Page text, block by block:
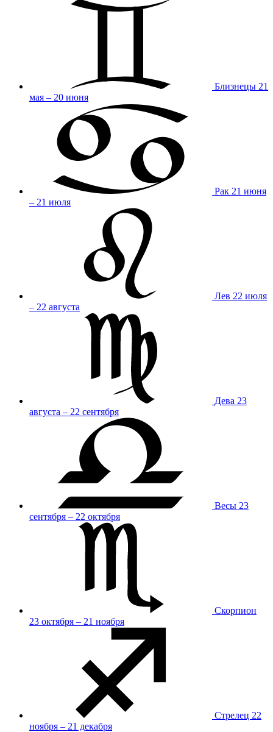
Близнецы 21
мая – 20 июня
Рак 21 июня
– 21 июля
Лев 22 июля
– 22 августа
Дева 23
августа – 22 сентября
Весы 23
сентября – 22 октября
Скорпион
23 октября – 21 ноября
Стрелец 22
ноября – 21 декабря